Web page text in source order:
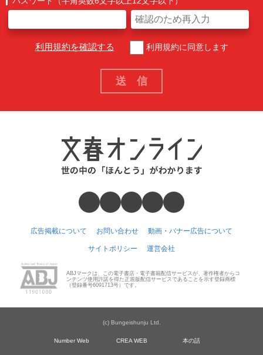
利用規約を確認する 利用規約に同意します
広告掲載について お問い合わせ 動画・バナー広告について
サイトポリシー 運営会社
ABJマークは、この電子書店・電子書籍配信サービスが、著作権者からコ
ンテンツ使用許諾を得た正規版配信サービスであることを示す登録商標
（登録番号6091713号）です。
(c) Bungeishunju Ltd.
Number Web CREA WEB 本の話